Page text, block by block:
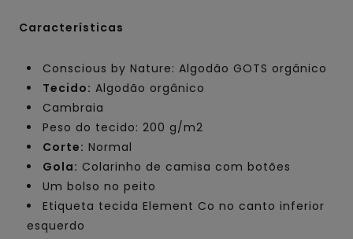
Características
Conscious by Nature: Algodão GOTS orgânico
Tecido: Algodão orgânico
Cambraia
Peso do tecido: 200 g/m2
Corte: Normal
Gola: Colarinho de camisa com botões
Um bolso no peito
Etiqueta tecida Element Co no canto inferior
esquerdo